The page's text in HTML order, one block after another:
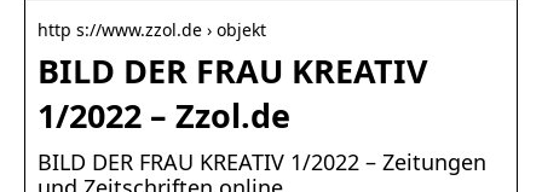
http s://www.zzol.de › objekt
BILD DER FRAU KREATIV
1/2022 – Zzol.de
BILD DER FRAU KREATIV 1/2022 – Zeitungen